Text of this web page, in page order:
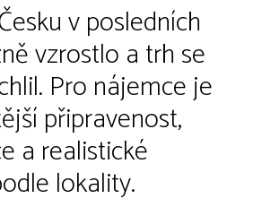
v posledních
vzrostlo a trh se
Pro nájemce je
připravenost,
a realistické
lokality.